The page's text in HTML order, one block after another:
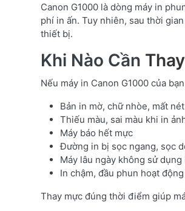
Canon G1000 là dòng máy in
phí in ấn. Tuy nhiên, sau thời
thiết bị.
Khi Nào Cần
Nếu máy in Canon G1000 của
Bản in mờ, chữ nhòe, mất nét
Thiếu màu, sai màu khi in
Máy báo hết mực
Đường in bị sọc ngang, sọc
Máy lâu ngày không sử
In chậm, đầu phun hoạt
Thay mực đúng thời điểm giúp